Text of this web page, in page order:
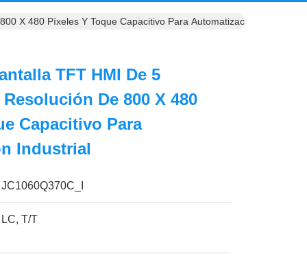
X 480 Píxeles Y Toque Capacitivo Para Automatización Industrial
TFT HMI De 5
De 800 X 480
Capacitivo Para
Industrial
JC1060Q370C_I
LC, T/T